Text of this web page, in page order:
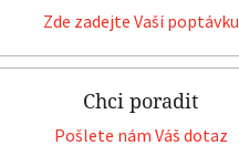
Zde zadejte Vaší poptávku
Chci poradit
Pošlete nám Váš dotaz